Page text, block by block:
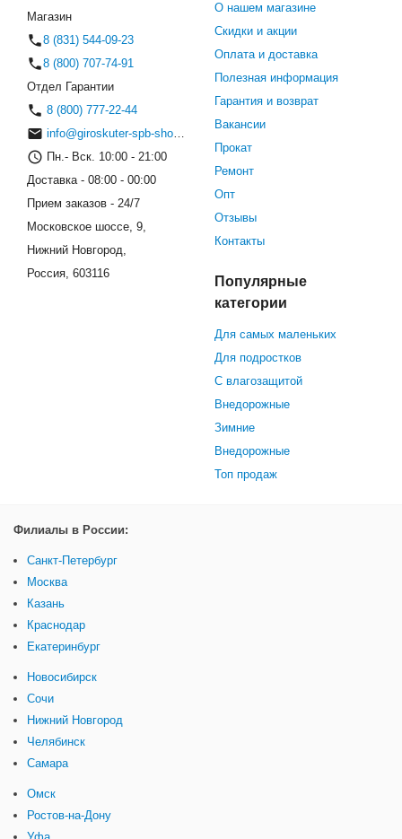
Магазин
8 (831) 544-09-23
8 (800) 707-74-91
Отдел Гарантии
8 (800) 777-22-44
info@giroskuter-spb-shop.ru
Пн.- Вск. 10:00 - 21:00
Доставка - 08:00 - 00:00
Прием заказов - 24/7
Московское шоссе, 9,
Нижний Новгород,
Россия, 603116
О нашем магазине
Скидки и акции
Оплата и доставка
Полезная информация
Гарантия и возврат
Вакансии
Прокат
Ремонт
Опт
Отзывы
Контакты
Популярные
категории
Для самых маленьких
Для подростков
С влагозащитой
Внедорожные
Зимние
Внедорожные
Топ продаж
Филиалы в России:
Санкт-Петербург
Москва
Казань
Краснодар
Екатеринбург
Новосибирск
Сочи
Нижний Новгород
Челябинск
Самара
Омск
Ростов-на-Дону